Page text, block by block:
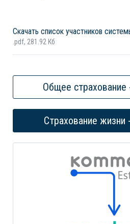
Скачать список участников
.pdf, 281.92 Кб
Общее страхование
Страхование жизни